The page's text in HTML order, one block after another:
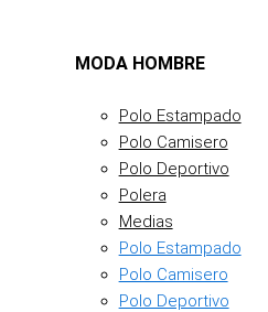
MODA HOMBRE
Polo Estampado
Polo Camisero
Polo Deportivo
Polera
Medias
Polo Estampado
Polo Camisero
Polo Deportivo